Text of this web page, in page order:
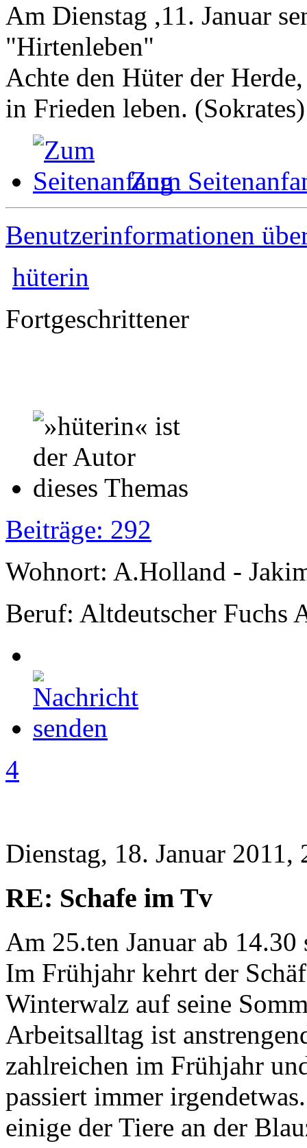
Am Dienstag ,11. Januar
"Hirtenleben"
Achte den Hüter der
in Frieden leben. (Sokrates)
Zum
Benutzerinformationen
hüterin
Fortgeschrittener
Beiträge: 292
Wohnort: A.Holland -
Beruf: Altdeutscher Fuchs
4
Dienstag, 18. Januar 2011,
RE: Schafe im Tv
Am 25.ten Januar ab
Im Frühjahr kehrt der
Winterwalz auf seine
Arbeitsalltag ist
zahlreichen im Frühjahr
passiert immer
einige der Tiere an der